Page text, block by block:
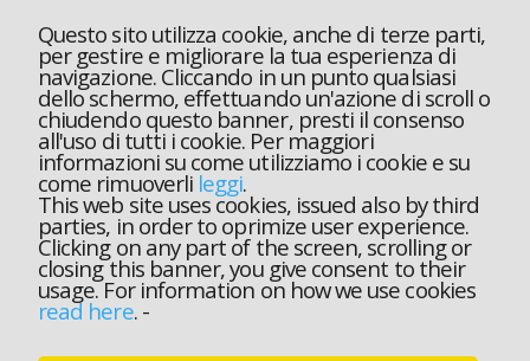
Questo sito utilizza cookie, anche di terze parti,
per gestire e migliorare la tua esperienza di
navigazione. Cliccando in un punto qualsiasi
dello schermo, effettuando un'azione di scroll o
chiudendo questo banner, presti il consenso
all'uso di tutti i cookie. Per maggiori
informazioni su come utilizziamo i cookie e su
come rimuoverli leggi.
This web site uses cookies, issued also by third
parties, in order to oprimize user experience.
Clicking on any part of the screen, scrolling or
closing this banner, you give consent to their
usage. For information on how we use cookies
read here.-